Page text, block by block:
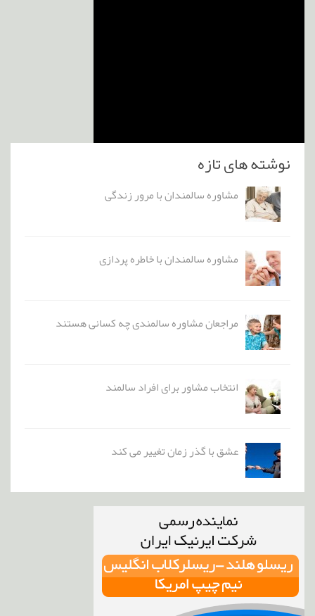
نوشته های تازه
مشاوره سالمندان با مرور زندگی
مشاوره سالمندان با خاطره پردازی
مراجعان مشاوره سالمندی چه کسانی هستند
انتخاب مشاور برای افراد سالمند
عشق با گذر زمان تغییر می کند